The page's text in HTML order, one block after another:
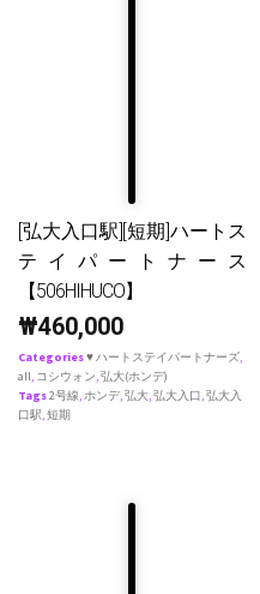
[弘大入口駅][短期]ハートス
テイパートナース
【506HIHUCO】
₩460,000
Categories♥ ハートステイパートナーズ,
all, コシウォン,弘大(ホンデ)
Tags2号線,ホンデ,弘大,弘大入口,弘大入
口駅,短期